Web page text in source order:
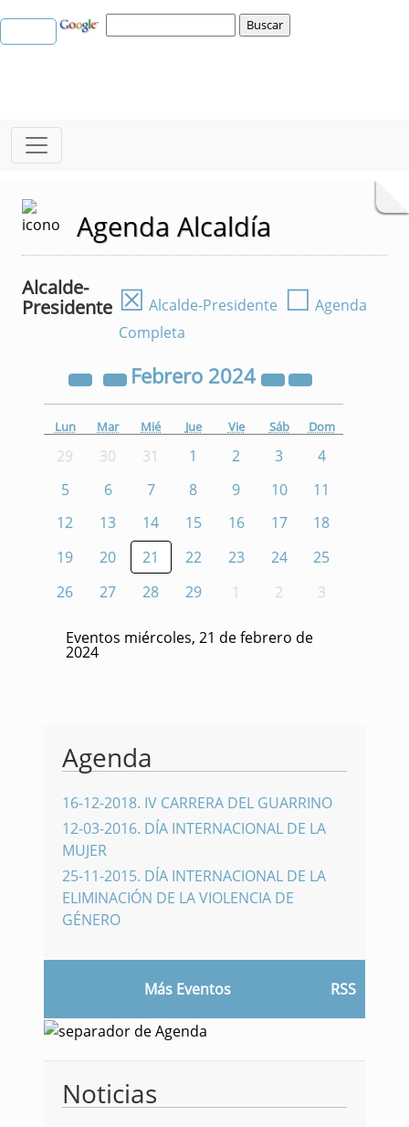
Agenda Alcaldía
Alcalde-
Presidente ☒ Alcalde-Presidente ☐ Agenda
Completa
Febrero 2024
Lun Mar Mié Jue Vie Sáb Dom
29 30 31 1 2 3
4
5
6 7 8 9 10
11
12
13 14 15 16 17
18
19
20 21 22 23 24
25
26
27 28 29 1 2 3
Eventos miércoles, 21 de febrero de
2024
Agenda
16-12-2018. IV CARRERA DEL GUARRINO
12-03-2016. DÍA INTERNACIONAL DE LA
MUJER
25-11-2015. DÍA INTERNACIONAL DE LA
ELIMINACIÓN DE LA VIOLENCIA DE
GÉNERO
Más Eventos RSS
Noticias